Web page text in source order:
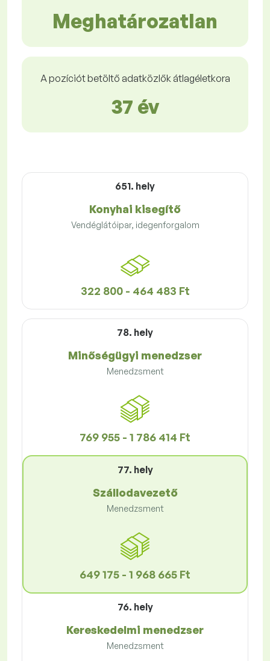
Meghatározatlan
A pozíciót betöltő adatközlők átlagéletkora
37 év
651. hely
Konyhai kisegítő
Vendéglátóipar, idegenforgalom
322 800 - 464 483 Ft
78. hely
Minőségügyi menedzser
Menedzsment
769 955 - 1 786 414 Ft
77. hely
Szállodavezető
Menedzsment
649 175 - 1 968 665 Ft
76. hely
Kereskedelmi menedzser
Menedzsment